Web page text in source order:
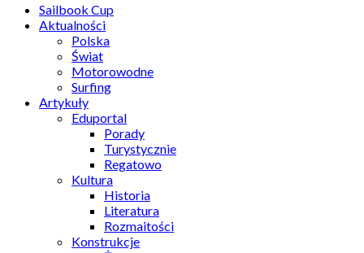
Sailbook Cup
Aktualności
Polska
Świat
Motorowodne
Surfing
Artykuły
Eduportal
Porady
Turystycznie
Regatowo
Kultura
Historia
Literatura
Rozmaitości
Konstrukcje